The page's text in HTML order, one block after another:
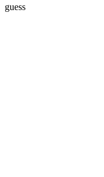
guess